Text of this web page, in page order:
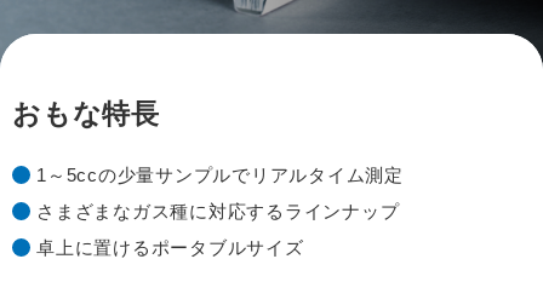
おもな特長
1～5ccの少量サンプルでリアルタイム測定
さまざまなガス種に対応するラインナップ
卓上に置けるポータブルサイズ